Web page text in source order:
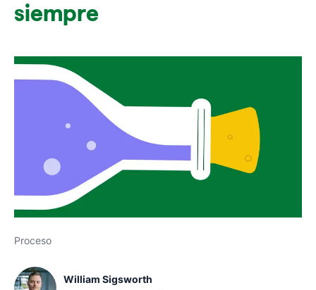
siempre
Proceso
William Sigsworth